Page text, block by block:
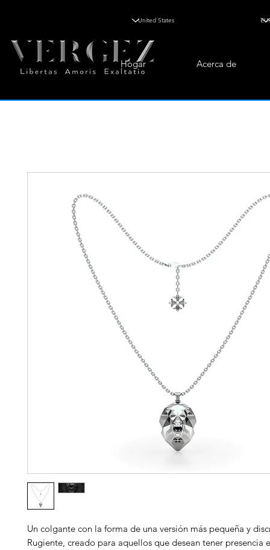
Hogar Acerca de
Un colgante con la forma de una versión más pequeña y
Rugiente, creado para aquellos que desean tener presencia